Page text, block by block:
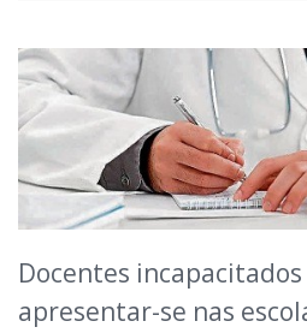
Docentes
apresentar-se nas